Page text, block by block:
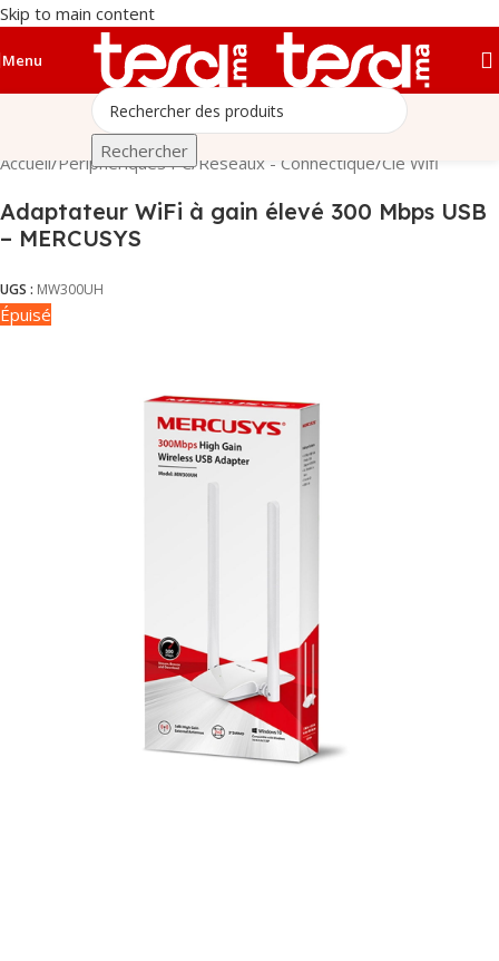
Skip to main content
Menu
Rechercher
Accueil/Périphériques PC/Réseaux - Connectique/Clé Wifi
Adaptateur WiFi à gain élevé 300 Mbps USB
– MERCUSYS
UGS : MW300UH
Épuisé